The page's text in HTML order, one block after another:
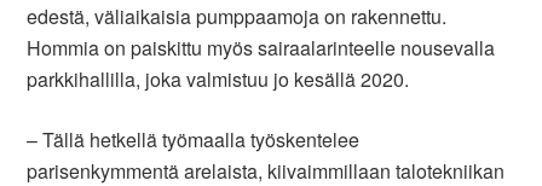
edestä, väliaikaisia pumppaamoja on rakennettu.
Hommia on paiskittu myös sairaalarinteelle nousevalla
parkkihallilla, joka valmistuu jo kesällä 2020.
– Tällä hetkellä työmaalla työskentelee
parisenkymmentä arelaista, kiivaimmillaan talotekniikan